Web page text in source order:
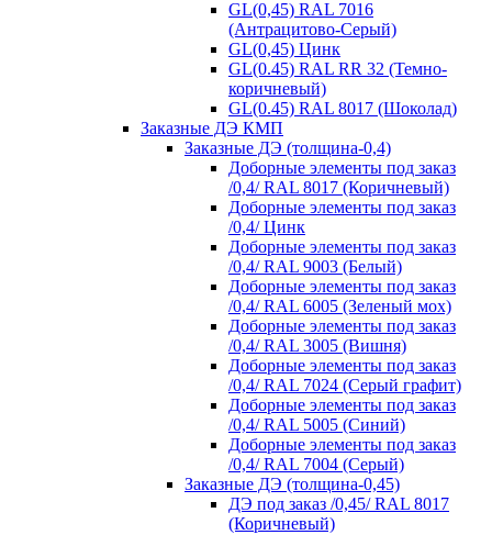
GL(0,45) RAL 7016
(Антрацитово-Серый)
GL(0,45) Цинк
GL(0.45) RAL RR 32 (Темно-
коричневый)
GL(0.45) RAL 8017 (Шоколад)
Заказные ДЭ КМП
Заказные ДЭ (толщина-0,4)
Доборные элементы под заказ
/0,4/ RAL 8017 (Коричневый)
Доборные элементы под заказ
/0,4/ Цинк
Доборные элементы под заказ
/0,4/ RAL 9003 (Белый)
Доборные элементы под заказ
/0,4/ RAL 6005 (Зеленый мох)
Доборные элементы под заказ
/0,4/ RAL 3005 (Вишня)
Доборные элементы под заказ
/0,4/ RAL 7024 (Серый графит)
Доборные элементы под заказ
/0,4/ RAL 5005 (Синий)
Доборные элементы под заказ
/0,4/ RAL 7004 (Серый)
Заказные ДЭ (толщина-0,45)
ДЭ под заказ /0,45/ RAL 8017
(Коричневый)